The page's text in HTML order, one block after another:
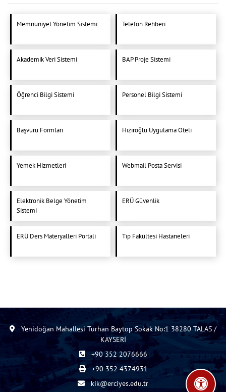
Memnuniyet Yönetim Sistemi Telefon Rehberi
Akademik Veri Sistemi BAP Proje Sistemi
Öğrenci Bilgi Sistemi Personel Bilgi Sistemi
Başvuru Formları Hızıroğlu Uygulama Oteli
Yemek Hizmetleri Webmail Posta Servisi
Elektronik Belge Yönetim
Sistemi
ERÜ Güvenlik
ERÜ Ders Materyalleri Portali Tıp Fakültesi Hastaneleri
Yenidoğan Mahallesi Turhan Baytop Sokak No:1 38280 TALAS /
KAYSERİ
+90 352 2076666
+90 352 4374931
kik@erciyes.edu.tr